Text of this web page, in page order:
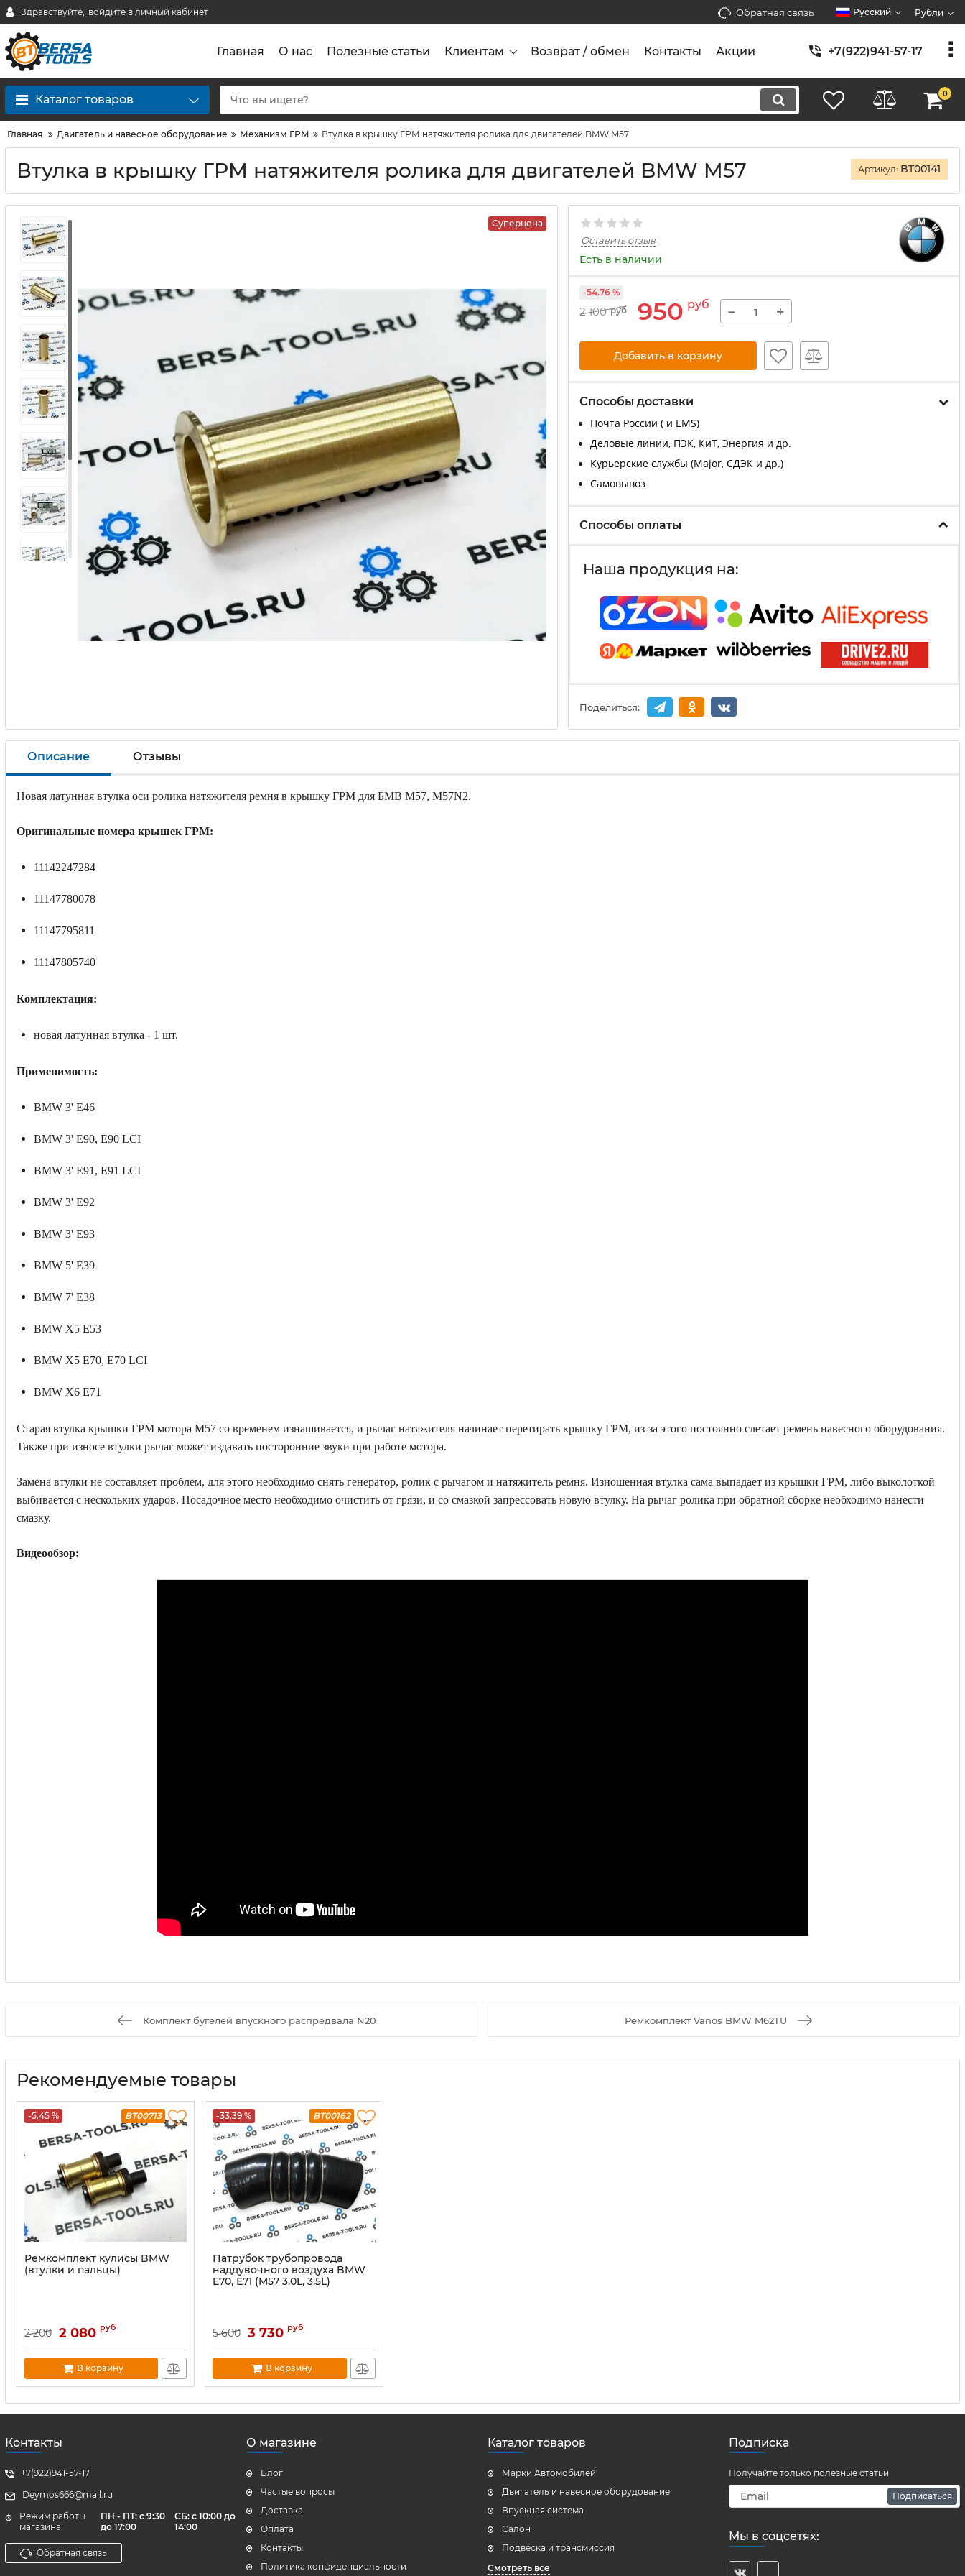
Здравствуйте, войдите в личный кабинет Обратная связь Русский Рубли
Главная О нас Полезные статьи Клиентам Возврат / обмен Контакты Акции +7(922)941-57-17
Каталог товаров 0
Главная Двигатель и навесное оборудование Механизм ГРМ Втулка в крышку ГРМ натяжителя ролика для двигателей BMW M57
Втулка в крышку ГРМ натяжителя ролика для двигателей BMW M57 Артикул: BT00141
Суперцена
Оставить отзыв
Есть в наличии
2 100 руб 950 руб
-54.76 %
− +
Добавить в корзину
Способы доставки
Почта России ( и EMS)
Деловые линии, ПЭК, КиТ, Энергия и др.
Курьерские службы (Major, СДЭК и др.)
Самовывоз
Способы оплаты
Наша продукция на:
Поделиться:
Описание Отзывы
Новая латунная втулка оси ролика натяжителя ремня в крышку ГРМ для БМВ М57, M57N2.
Оригинальные номера крышек ГРМ:
11142247284
11147780078
11147795811
11147805740
Комплектация:
новая латунная втулка - 1 шт.
Применимость:
BMW 3' E46
BMW 3' E90, E90 LCI
BMW 3' E91, E91 LCI
BMW 3' E92
BMW 3' E93
BMW 5' E39
BMW 7' E38
BMW X5 E53
BMW X5 E70, E70 LCI
BMW X6 E71
Старая втулка крышки ГРМ мотора М57 со временем изнашивается, и рычаг натяжителя начинает перетирать крышку ГРМ, из-за этого постоянно слетает ремень навесного оборудования.
Также при износе втулки рычаг может издавать посторонние звуки при работе мотора.
Замена втулки не составляет проблем, для этого необходимо снять генератор, ролик с рычагом и натяжитель ремня. Изношенная втулка сама выпадает из крышки ГРМ, либо выколоткой
выбивается с нескольких ударов. Посадочное место необходимо очистить от грязи, и со смазкой запрессовать новую втулку. На рычаг ролика при обратной сборке необходимо нанести
смазку.
Видеообзор:
Комплект бугелей впускного распредвала N20 Ремкомплект Vanos BMW M62TU
Рекомендуемые товары
-5.45 % BT00713
Ремкомплект кулисы BMW
(втулки и пальцы)
2 200 2 080 руб
В корзину
-33.39 % BT00162
Патрубок трубопровода
наддувочного воздуха BMW
E70, E71 (M57 3.0L, 3.5L)
5 600 3 730 руб
В корзину
Контакты
+7(922)941-57-17
Deymos666@mail.ru
Режим работы
магазина:
ПН - ПТ: с 9:30
до 17:00
СБ: с 10:00 до
14:00
Обратная связь
О магазине
Блог
Частые вопросы
Доставка
Оплата
Контакты
Политика конфиденциальности
Каталог товаров
Марки Автомобилей
Двигатель и навесное оборудование
Впускная система
Салон
Подвеска и трансмиссия
Смотреть все
Подписка
Получайте только полезные статьи!
Подписаться
Мы в соцсетях: